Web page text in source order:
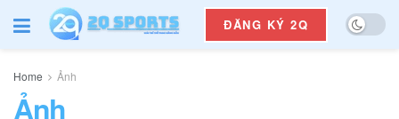
ĐĂNG KÝ 2Q
Home Ảnh
Ảnh